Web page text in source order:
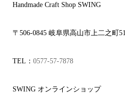
Handmade Craft Shop SWING
〒506-0845 岐阜県高山市上二之町51
TEL： 0577-57-7878
SWING オンラインショップ